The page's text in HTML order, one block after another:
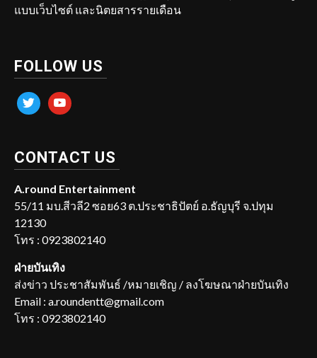
แบบเว็บไซต์ และนิตยสารรายเดือน
FOLLOW US
twitter youtube
CONTACT US
A.round Entertainment
55/11 มบ.สีวลี2 ซอย63 ต.ประชาธิปัตย์ อ.ธัญบุรี จ.ปทุม
12130
โทร : 0923802140
ฝ่ายบันเทิง
ส่งข่าว ประชาสัมพันธ์ /หมายเชิญ / ลงโฆษณาฝ่ายบันเทิง
Email : a.roundentt@gmail.com
โทร : 0923802140